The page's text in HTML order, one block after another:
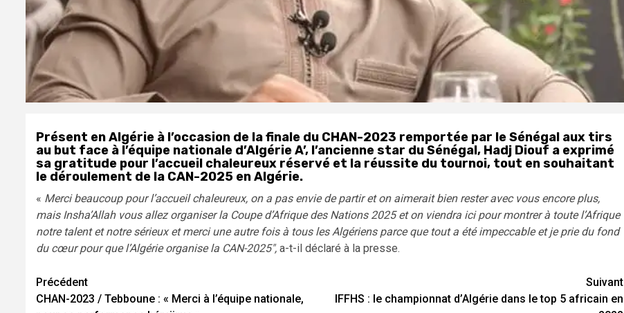
Présent en Algérie à l’occasion de la finale du CHAN-2023 remportée par le Sénégal aux tirs
au but face à l’équipe nationale d’Algérie A’, l’ancienne star du Sénégal, Hadj Diouf a exprimé
sa gratitude pour l’accueil chaleureux réservé et la réussite du tournoi, tout en souhaitant
le déroulement de la CAN-2025 en Algérie.
« Merci beaucoup pour l’accueil chaleureux, on a pas envie de partir et on aimerait bien rester avec vous encore plus,
mais Insha’Allah vous allez organiser la Coupe d’Afrique des Nations 2025 et on viendra ici pour montrer à toute l’Afrique
notre talent et notre sérieux et merci une autre fois à tous les Algériens parce que tout a été impeccable et je prie du fond
du cœur pour que l’Algérie organise la CAN-2025″, a-t-il déclaré à la presse.
Navigation
d’article
Précédent
CHAN-2023 / Tebboune : « Merci à l’équipe nationale,
Suivant
IFFHS : le championnat d’Algérie dans le top 5 africain en